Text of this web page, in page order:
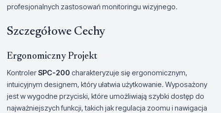
profesjonalnych zastosowań monitoringu wizyjnego.
Szczegółowe Cechy
Ergonomiczny Projekt
KontrolerSPC-200 charakteryzuje się ergonomicznym,
intuicyjnym designem, który ułatwia użytkowanie. Wyposażony
jest w wygodne przyciski, które umożliwiają szybki dostęp do
najważniejszych funkcji, takich jak regulacja zoomu i nawigacja